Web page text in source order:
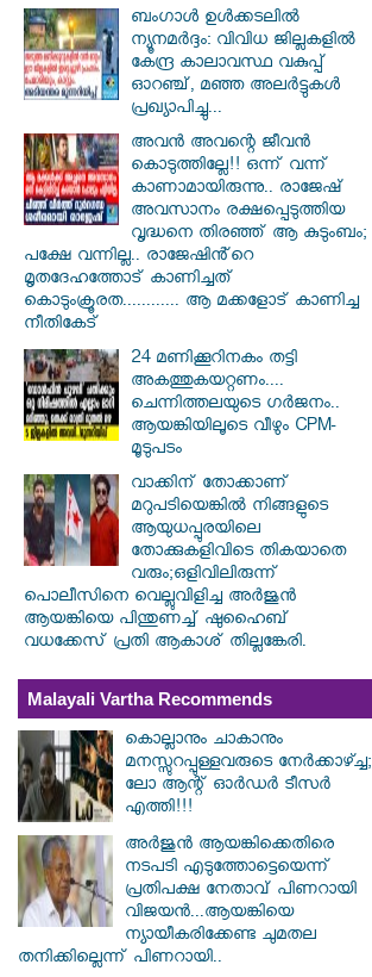
ബംഗാൾ ഉൾക്കടലിൽ
ന്യൂനമർദ്ദം: വിവിധ ജില്ലകളിൽ
കേന്ദ്ര കാലാവസ്ഥ വകുപ്പ്
ഓറഞ്ച്, മഞ്ഞ അലർട്ടുകൾ
പ്രഖ്യാപിച്ചു...
അവൻ അവന്റെ ജീവൻ
കൊടുത്തില്ലേ!! ഒന്ന് വന്ന്
കാണാമായിരുന്നു.. രാജേഷ്
അവസാനം രക്ഷപ്പെടുത്തിയ
വൃദ്ധനെ തിരഞ്ഞ് ആ കുടുംബം;
പക്ഷേ വന്നില്ല.. രാജേഷിൻ്റെ
മൃതദേഹത്തോട് കാണിച്ചത്
കൊടുംക്രൂരത............ ആ മക്കളോട് കാണിച്ച
നീതികേട്
24 മണിക്കൂറിനകം തട്ടി
അകത്തുകയറ്റണം....
ചെന്നിത്തലയുടെ ഗർജനം..
ആയങ്കിയിലൂടെ വീഴും CPM-
മൂടുപടം
വാക്കിന് തോക്കാണ്
മറുപടിയെങ്കിൽ നിങ്ങളുടെ
ആയുധപ്പുരയിലെ
തോക്കുകളിവിടെ തികയാതെ
വരും;ഒളിവിലിരുന്ന്
പൊലീസിനെ വെല്ലുവിളിച്ച അർജുൻ
ആയങ്കിയെ പിന്തുണച്ച് ഷുഹൈബ്
വധക്കേസ് പ്രതി ആകാശ് തില്ലങ്കേരി.
Malayali Vartha Recommends
കൊല്ലാനും ചാകാനും
മനസ്സുറപ്പുള്ളവരുടെ നേർക്കാഴ്ച്ച;
ലോ ആന്റ് ഓർഡർ ടീസർ
എത്തി!!!
അർജുൻ ആയങ്കിക്കെതിരെ
നടപടി എടുത്തോട്ടെയെന്ന്
പ്രതിപക്ഷ നേതാവ് പിണറായി
വിജയൻ...ആയങ്കിയെ
ന്യായീകരിക്കേണ്ട ചുമതല
തനിക്കില്ലെന്ന് പിണറായി..